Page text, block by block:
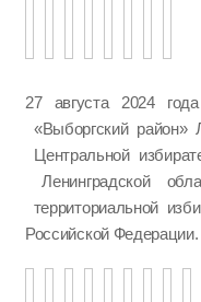
27 августа 2024
«Выборгский район»
Центральной
Ленинградской
территориальной
Российской Федерации.